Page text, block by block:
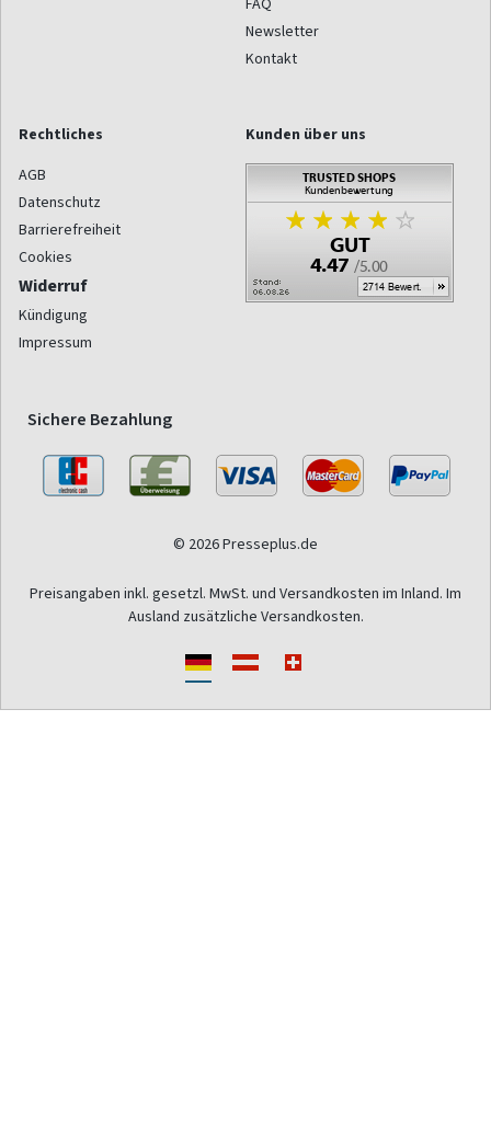
Newsletter
Kontakt
Rechtliches
AGB
Datenschutz
Barrierefreiheit
Cookies
Widerruf
Kündigung
Impressum
Kunden über uns
Sichere Bezahlung
© 2026 Presseplus.de
Preisangaben inkl. gesetzl. MwSt. und Versandkosten im Inland. Im
Ausland zusätzliche Versandkosten.